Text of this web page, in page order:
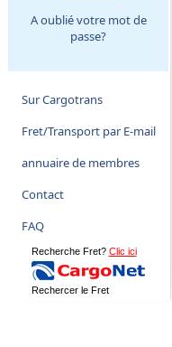
A oublié votre mot de
passe?
Sur Cargotrans
Fret/Transport par E-mail
annuaire de membres
Contact
FAQ
Recherche Fret? Clic ici
Rechercer le Fret